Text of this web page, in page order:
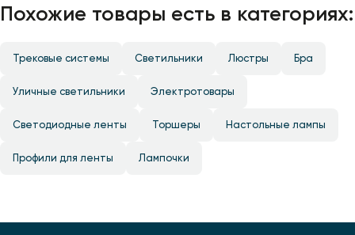
Похожие товары есть в категориях:
Трековые системы Светильники Люстры Бра
Уличные светильники Электротовары
Светодиодные ленты Торшеры Настольные лампы
Профили для ленты Лампочки